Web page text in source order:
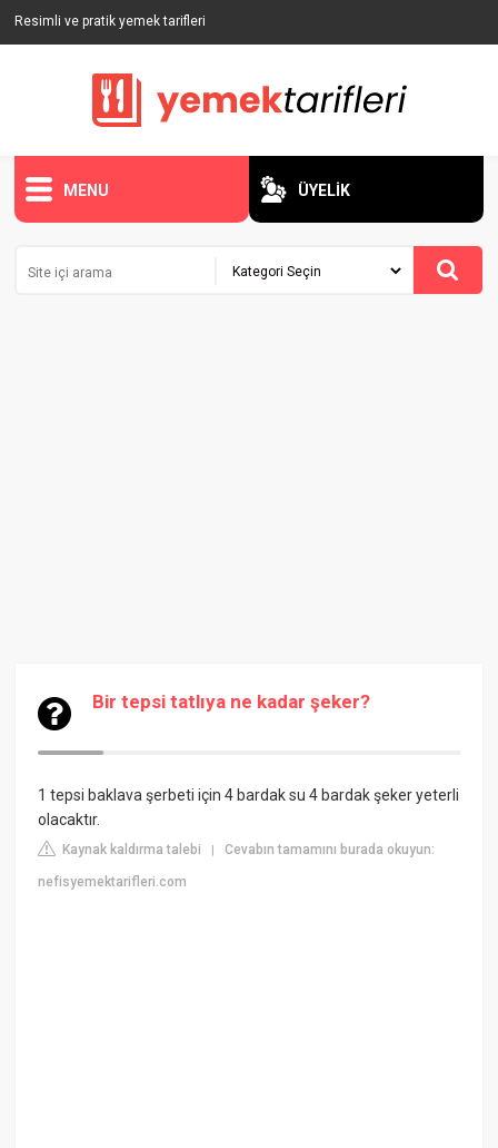
Resimli ve pratik yemek tarifleri
MENU ÜYELİK
Bir tepsi tatlıya ne kadar şeker?
1 tepsi baklava şerbeti için 4 bardak su 4 bardak şeker yeterli
olacaktır.
Kaynak kaldırma talebi |Cevabın tamamını burada okuyun:
nefisyemektarifleri.com